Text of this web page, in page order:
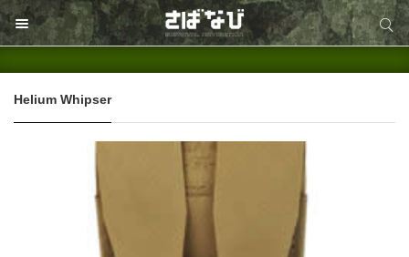
サイト内検索
Helium Whipser
サイト内検索